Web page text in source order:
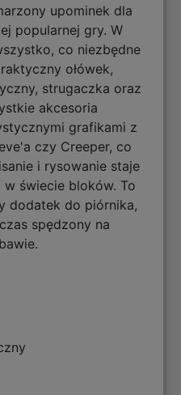
upominek dla
popularnej gry. W
co niezbędne
ołówek,
strugaczka oraz
akcesoria
grafikami z
czy Creeper, co
i rysowanie staje
świecie bloków. To
dodatek do piórnika,
spędzony na